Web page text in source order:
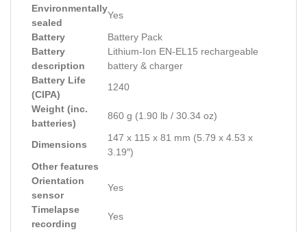
Environmentally
sealed
Yes
Battery
Battery Pack
Battery
description
Lithium-Ion EN-EL15 rechargeable
battery & charger
Battery Life
(CIPA)
1240
Weight (inc.
batteries)
860 g (1.90 lb / 30.34 oz)
Dimensions
147 x 115 x 81 mm (5.79 x 4.53 x
3.19″)
Other features
Orientation
sensor
Yes
Timelapse
recording
Yes